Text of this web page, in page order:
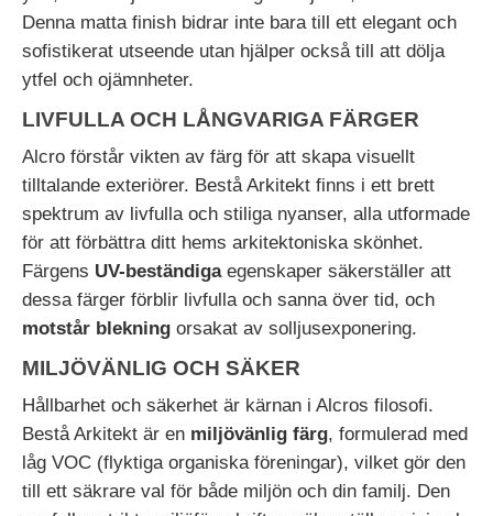
Denna matta finish bidrar inte bara till ett elegant och
sofistikerat utseende utan hjälper också till att dölja
ytfel och ojämnheter.
LIVFULLA OCH LÅNGVARIGA FÄRGER
Alcro förstår vikten av färg för att skapa visuellt
tilltalande exteriörer. Bestå Arkitekt finns i ett brett
spektrum av livfulla och stiliga nyanser, alla utformade
för att förbättra ditt hems arkitektoniska skönhet.
Färgens UV-beständigaegenskaper säkerställer att
dessa färger förblir livfulla och sanna över tid, och
motstår blekning orsakat av solljusexponering.
MILJÖVÄNLIG OCH SÄKER
Hållbarhet och säkerhet är kärnan i Alcros filosofi.
Bestå Arkitekt är en miljövänlig färg, formulerad med
låg VOC (flyktiga organiska föreningar), vilket gör den
till ett säkrare val för både miljön och din familj. Den